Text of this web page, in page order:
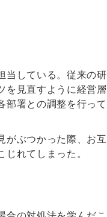
当している。従来の研
を見直すように経営層
部署との調整を行って
がぶつかった際、お互
れてしまった。